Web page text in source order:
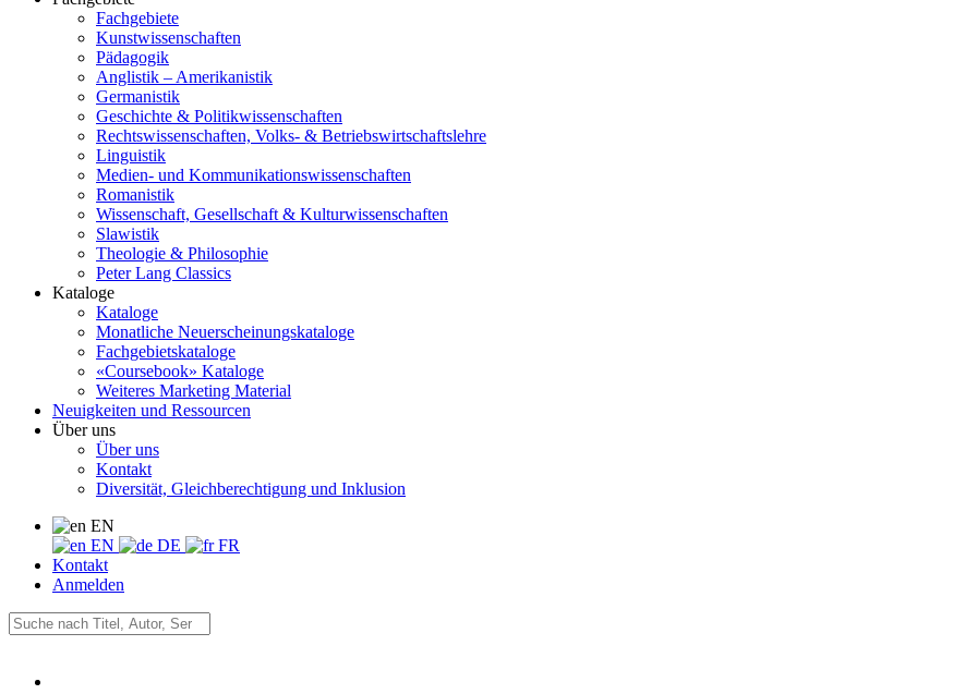
Fachgebiete
Kunstwissenschaften
Pädagogik
Anglistik – Amerikanistik
Germanistik
Geschichte & Politikwissenschaften
Rechtswissenschaften, Volks- & Betriebswirtschaftslehre
Linguistik
Medien- und Kommunikationswissenschaften
Romanistik
Wissenschaft, Gesellschaft & Kulturwissenschaften
Slawistik
Theologie & Philosophie
Peter Lang Classics
Kataloge
Kataloge
Monatliche Neuerscheinungskataloge
Fachgebietskataloge
«Coursebook» Kataloge
Weiteres Marketing Material
Neuigkeiten und Ressourcen
Über uns
Über uns
Kontakt
Diversität, Gleichberechtigung und Inklusion
EN
EN
DE
FR
Kontakt
Anmelden